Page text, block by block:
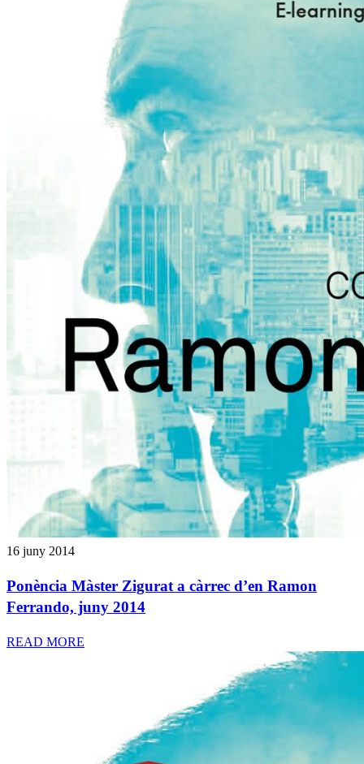
16 juny 2014
Ponència Màster Zigurat a càrrec d’en Ramon
Ferrando, juny 2014
READ MORE